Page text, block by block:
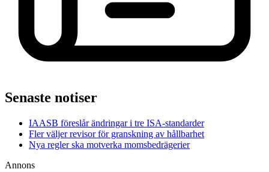
Senaste notiser
IAASB föreslår ändringar i tre ISA-standarder
Fler väljer revisor för granskning av hållbarhet
Nya regler ska motverka momsbedrägerier
Annons